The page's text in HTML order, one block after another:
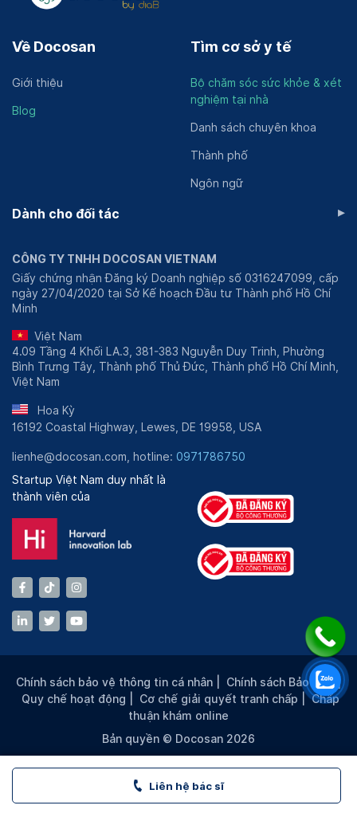
Liên hệ bác sĩ
Về Docosan
Giới thiệu
Blog
Tìm cơ sở y tế
Bộ chăm sóc sức khỏe & xét
nghiệm tại nhà
Danh sách chuyên khoa
Thành phố
Ngôn ngữ
Dành cho đối tác ▸
CÔNG TY TNHH DOCOSAN VIETNAM
Giấy chứng nhận Đăng ký Doanh nghiệp số 0316247099, cấp
ngày 27/04/2020 tại Sở Kế hoạch Đầu tư Thành phố Hồ Chí
Minh
Việt Nam
4.09 Tầng 4 Khối LA.3, 381-383 Nguyễn Duy Trinh, Phường
Bình Trưng Tây, Thành phố Thủ Đức, Thành phố Hồ Chí Minh,
Việt Nam
Hoa Kỳ
16192 Coastal Highway, Lewes, DE 19958, USA
lienhe@docosan.com, hotline: 0971786750
Startup Việt Nam duy nhất là
thành viên của
Chính sách bảo vệ thông tin cá nhân Chính sách Bảo mật |
Quy chế hoạt động
Cơ chế giải quyết tranh chấp |Chấp
thuận khám online
Bản quyền © Docosan 2026